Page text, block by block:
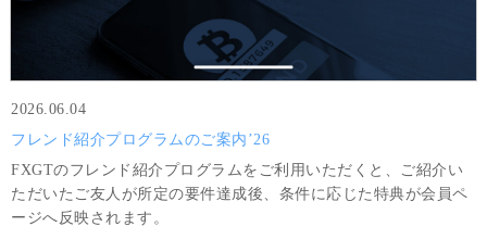
2026.06.04
フレンド紹介プログラムのご案内’26
FXGTのフレンド紹介プログラムをご利用いただくと、ご紹介い
ただいたご友人が所定の要件達成後、条件に応じた特典が会員ペ
ージへ反映されます。